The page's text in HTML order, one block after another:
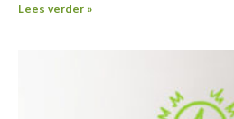
Lees verder »